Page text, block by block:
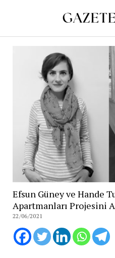
Efsun Güney ve Hande
Apartmanları Projesini
22/06/2021